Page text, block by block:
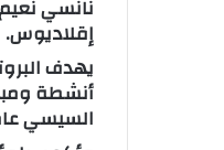
نانسي
إقلاديوس.
يهدف
أنشطة
السيسي عام 2022 عامًا للمجتمع المدني، واهتمام الدولة بفئة